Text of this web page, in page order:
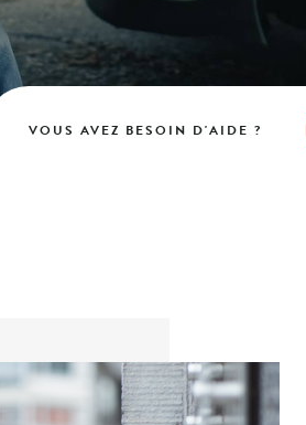
VOUS AVEZ BESOIN D'AIDE ?